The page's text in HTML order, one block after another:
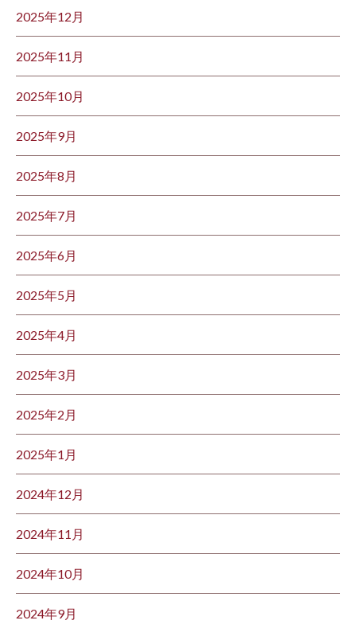
2025年12月
2025年11月
2025年10月
2025年9月
2025年8月
2025年7月
2025年6月
2025年5月
2025年4月
2025年3月
2025年2月
2025年1月
2024年12月
2024年11月
2024年10月
2024年9月